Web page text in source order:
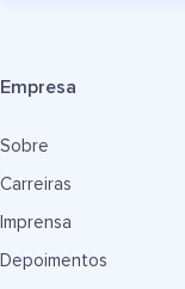
Empresa
Sobre
Carreiras
Imprensa
Depoimentos